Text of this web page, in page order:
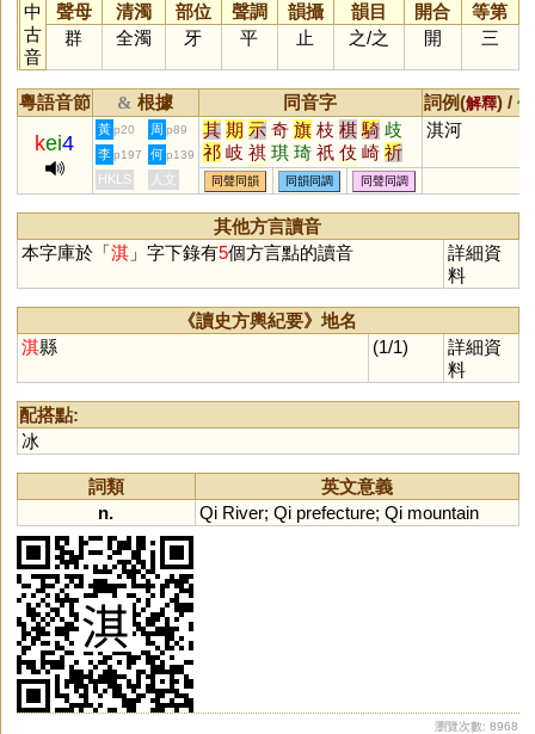
中
古
音
聲母 清濁 部位 聲調 韻攝 韻目 開合
等第
群
全濁 牙 平 止 之/之 開 三
粵語音節 & 根據 同音字 詞例(解釋) /
kei4
黃 p20 周 p89 其 期 示 奇 旗 枝 棋 騎 歧
祁 岐 祺 琪 琦 祇 伎 崎 祈
俟 鰭 耆 畿 鯕 頎 綦 亓 蘄
圻 碁 麒 丌 騏 埼 錡 旂 蜞
掑 蚑 跂 萁 碕 鬿 鮨 鬐 騹
蟣 衹 濝 岓 隑 魕 玂 忯 藄
軝 鄿 蚚 蚔 鶀 鵸 秖
淇河
李 p197 何 p139
HKLS 人文 同聲同韻 同韻同調 同聲同調
其他方言讀音
本字庫於「淇」字下錄有5個方言點的讀音
詳細資
料
《讀史方輿紀要》地名
淇縣 (1/1)
詳細資
料
配搭點:
冰
詞類
英文意義
n.
Qi River; Qi prefecture; Qi mountain
瀏覽次數: 8968